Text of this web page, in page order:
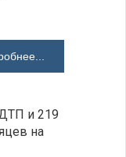
и 219
на